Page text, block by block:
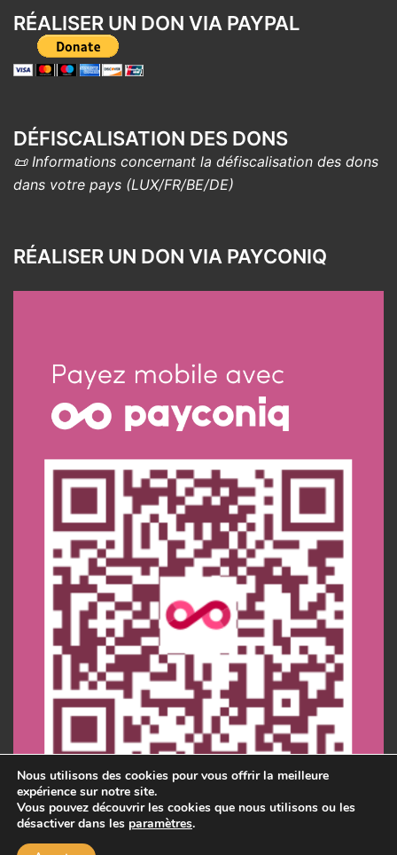
RÉALISER UN DON VIA PAYPAL
DÉFISCALISATION DES DONS
📜 Informations concernant la défiscalisation des dons
dans votre pays (LUX/FR/BE/DE)
RÉALISER UN DON VIA PAYCONIQ
Nous utilisons des cookies pour vous offrir la meilleure
expérience sur notre site.
Vous pouvez découvrir les cookies que nous utilisons ou les
désactiver dans les paramètres.